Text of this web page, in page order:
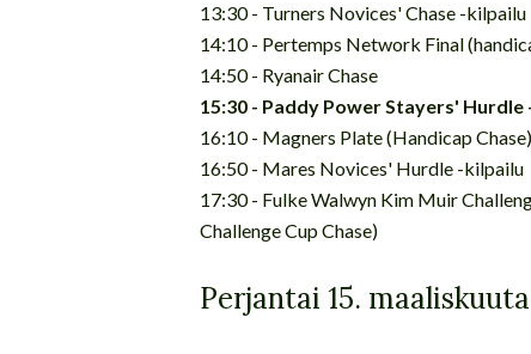
13:30 - Turners Novices' Chase -kilpailu
14:10 - Pertemps Network Final
14:50 - Ryanair Chase
15:30 - Paddy Power Stayers' Hurdle
16:10 - Magners Plate (Handicap Chase)
16:50 - Mares Novices' Hurdle -kilpailu
17:30 - Fulke Walwyn Kim Muir
Challenge Cup Chase)
Perjantai 15.